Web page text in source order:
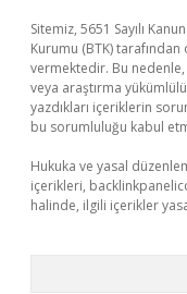
Sitemiz, 5651 Sayılı
Kurumu (BTK) tarafından
vermektedir. Bu
veya araştırma
yazdıkları içeriklerin
bu sorumluluğu kabul
Hukuka ve yasal
içerikleri,
halinde, ilgili içerikler